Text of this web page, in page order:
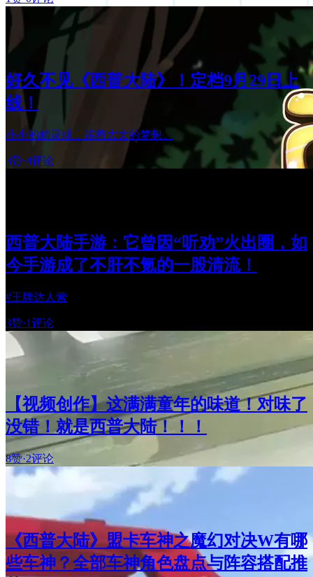
好久不见《西普大陆》！定档9月29日上
线！
小小的精灵球，装着大大的梦想。
3赞·4评论
西普大陆手游：它曾因“听劝”火出圈，如
今手游成了不肝不氪的一股清流！
#王牌达人营
3赞·1评论
【视频创作】这满满童年的味道！对味了
没错！就是西普大陆！！！
8赞·2评论
《西普大陆》盟卡车神之魔幻对决W有哪
些车神？全部车神角色盘点与阵容搭配推